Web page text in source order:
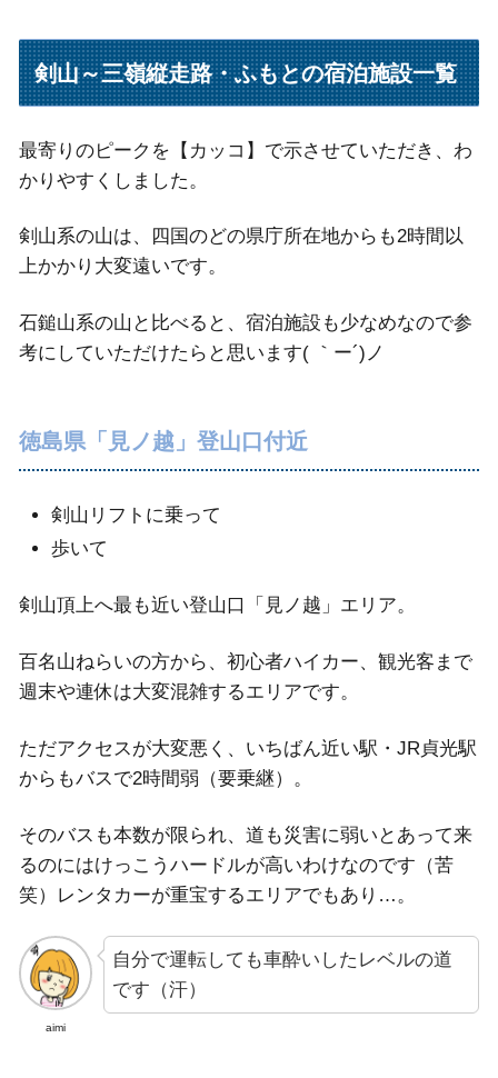
剣山～三嶺縦走路・ふもとの宿泊施設一覧
最寄りのピークを【カッコ】で示させていただき、わ
かりやすくしました。
剣山系の山は、四国のどの県庁所在地からも2時間以
上かかり大変遠いです。
石鎚山系の山と比べると、宿泊施設も少なめなので参
考にしていただけたらと思います( ｀ー´)ノ
徳島県「見ノ越」登山口付近
剣山リフトに乗って
歩いて
剣山頂上へ最も近い登山口「見ノ越」エリア。
百名山ねらいの方から、初心者ハイカー、観光客まで
週末や連休は大変混雑するエリアです。
ただアクセスが大変悪く、いちばん近い駅・JR貞光駅
からもバスで2時間弱（要乗継）。
そのバスも本数が限られ、道も災害に弱いとあって来
るのにはけっこうハードルが高いわけなのです（苦
笑）レンタカーが重宝するエリアでもあり…。
aimi
自分で運転しても車酔いしたレベルの道
です（汗）